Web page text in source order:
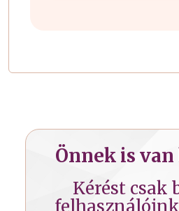
Önnek is van
Kérést csak